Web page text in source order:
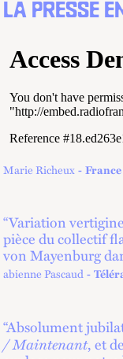
LA PRESSE
Marie Richeux
“Variation
pièce du collectif
von Mayenburg
abienne Pascaud
“Absolument
/ Maintenant, et